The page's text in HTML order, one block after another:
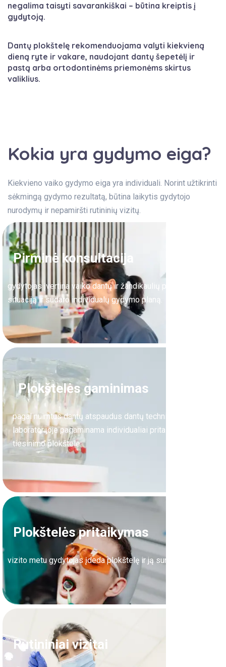
negalima taisyti savarankiškai – būtina kreiptis į
gydytoją.
Dantų plokštelę rekomenduojama valyti kiekvieną
dieną ryte ir vakare, naudojant dantų šepetėlį ir
pastą arba ortodontinėms priemonėms skirtus
valiklius.
Kokia yra gydymo eiga?
Kiekvieno vaiko gydymo eiga yra individuali. Norint užtikrinti
sėkmingą gydymo rezultatą, būtina laikytis gydytojo
nurodymų ir nepamiršti rutininių vizitų.
Pirminė konsultacija
gydytojas įvertina vaiko dantų ir žandikaulių padėtį, aptaria
situaciją ir sudaro individualų gydymo planą.
Plokštelės gaminimas
pagal nuimtus dantų atspaudus dantų technikų
laboratorijoje pagaminama individualiai pritaikyta dantų
tiesinimo plokštelė.
Plokštelės pritaikymas
vizito metu gydytojas įdeda plokštelę ir ją sureguliuoja.
Rutininiai vizitai